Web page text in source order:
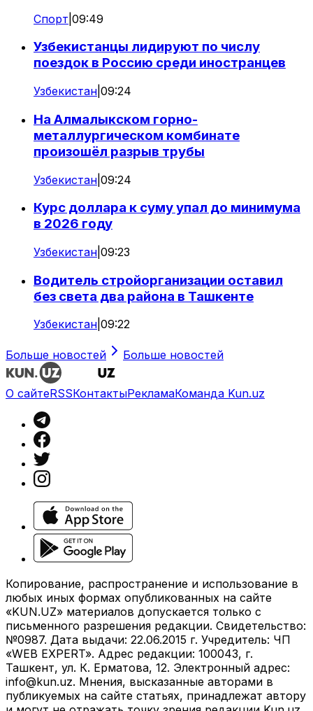
Спорт 09:49
Узбекистанцы лидируют по числу
поездок в Россию среди иностранцев
Узбекистан 09:24
На Алмалыкском горно-
металлургическом комбинате
произошёл разрыв трубы
Узбекистан 09:24
Курс доллара к суму упал до минимума
в 2026 году
Узбекистан 09:23
Водитель стройорганизации оставил
без света два района в Ташкенте
Узбекистан 09:22
Больше новостей Больше новостей
О сайтеRSSКонтактыРекламаКоманда Kun.uz
Копирование, распространение и использование в
любых иных формах опубликованных на сайте
«KUN.UZ» материалов допускается только с
письменного разрешения редакции. Свидетельство:
№0987. Дата выдачи: 22.06.2015 г. Учредитель: ЧП
«WEB EXPERT». Адрес редакции: 100043, г.
Ташкент, ул. К. Ерматова, 12. Электронный адрес:
info@kun.uz. Мнения, высказанные авторами в
публикуемых на сайте статьях, принадлежат автору